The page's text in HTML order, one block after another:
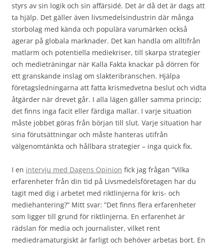
styrs av sin logik och sin affärsidé. Det är då det är dags att
ta hjälp. Det gäller även livsmedelsindustrin där många
storbolag med kända och populära varumärken också
agerar på globala marknader. Det kan handla om alltifrån
matlarm och potentiella mediekriser, till skarpa strategier
och medieträningar när Kalla Fakta knackar på dörren för
ett granskande inslag om slakteribranschen. Hjälpa
företagsledningarna att fatta krismedvetna beslut och vidta
åtgärder när drevet går. I alla lägen gäller samma princip;
det finns inga facit eller färdiga mallar. I varje situation
måste jobbet göras från början till slut. Varje situation har
sina förutsättningar och måste hanteras utifrån
välgenomtänkta och hållbara strategier – inga quick fix.
I en intervju med Dagens Opinion fick jag frågan ”Vilka
erfarenheter från din tid på Livsmedelsföretagen har du
tagit med dig i arbetet med riktlinjerna för kris- och
mediehantering?” Mitt svar: ”Det finns flera erfarenheter
som ligger till grund för riktlinjerna. En erfarenhet är
rädslan för media och journalister, vilket rent
mediedramaturgiskt är farligt och behöver arbetas bort. En